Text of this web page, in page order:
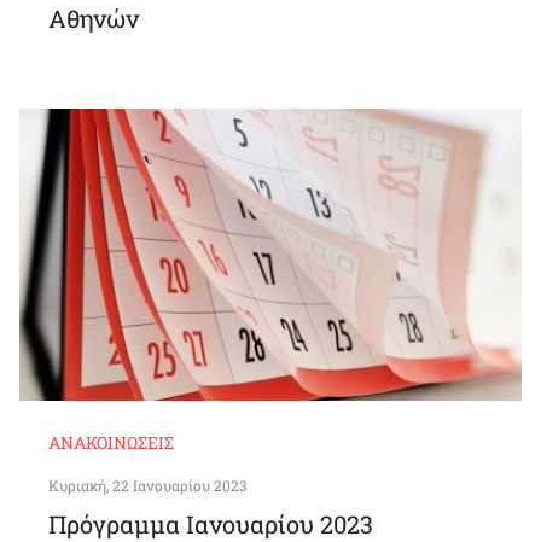
Αθηνών
ΑΝΑΚΟΙΝΏΣΕΙΣ
Κυριακή, 22 Ιανουαρίου 2023
Πρόγραμμα Ιανουαρίου 2023